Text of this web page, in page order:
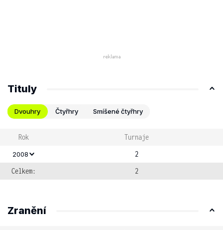
Tituly
Dvouhry Čtyřhry Smíšené čtyřhry
Rok Turnaje
2008
2
Celkem:
2
Zranění